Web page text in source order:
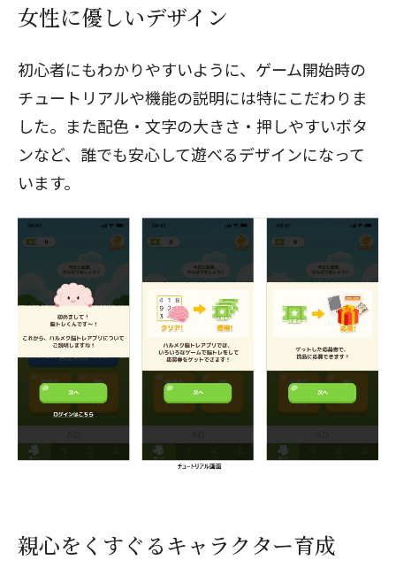
女性に優しいデザイン
初心者にもわかりやすいように、ゲーム開始時の
チュートリアルや機能の説明には特にこだわりま
した。また配色・文字の大きさ・押しやすいボタ
ンなど、誰でも安心して遊べるデザインになって
います。
親心をくすぐるキャラクター育成